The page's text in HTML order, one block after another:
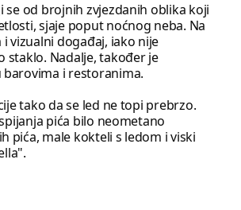
se od brojnih zvjezdanih oblika koji
sjaje poput noćnog neba. Na
vizualni događaj, iako nije
Nadalje, također je
i restoranima.
tako da se led ne topi prebrzo.
pića bilo neometano
pića, male kokteli s ledom i viski